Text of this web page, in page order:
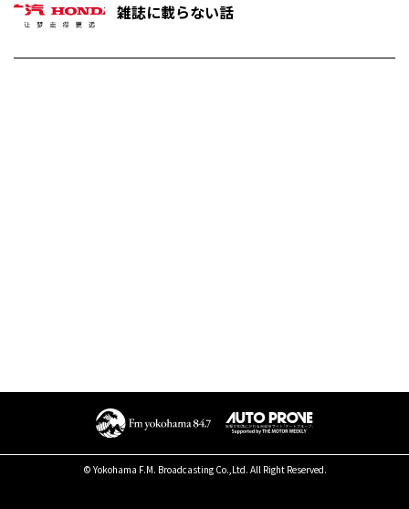
雑誌に載らない話
© Yokohama F.M. Broadcasting Co.,Ltd. All Right Reserved.